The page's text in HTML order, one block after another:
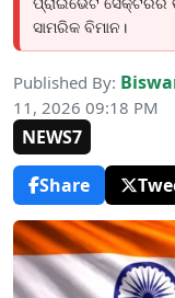
ସାମରିକ ବିମାନ।
Published By:
11, 2026 09:18 PM
NEWS7
Share